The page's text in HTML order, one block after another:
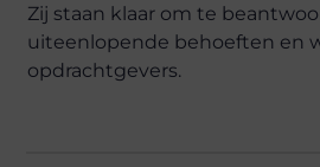
Zij staan klaar om te
uiteenlopende behoeften en
opdrachtgevers.